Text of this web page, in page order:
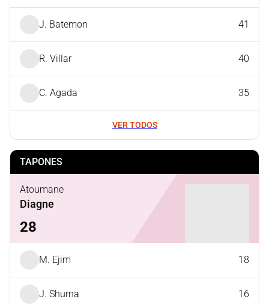
J. Batemon 41
R. Villar 40
C. Agada 35
VER TODOS
TAPONES
Atoumane
Diagne
28
M. Ejim 18
J. Shurna 16